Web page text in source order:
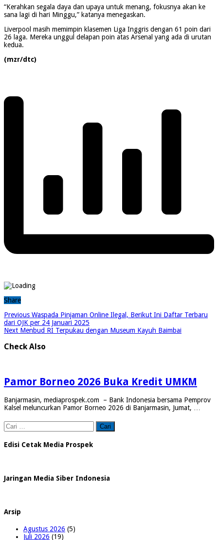
“Kerahkan segala daya dan upaya untuk menang, fokusnya akan ke
sana lagi di hari Minggu,” katanya menegaskan.
Liverpool masih memimpin klasemen Liga Inggris dengan 61 poin dari
26 laga. Mereka unggul delapan poin atas Arsenal yang ada di urutan
kedua.
(mzr/dtc)
Share
Previous Waspada Pinjaman Online Ilegal, Berikut Ini Daftar Terbaru
dari OJK per 24 Januari 2025
Next Menbud RI Terpukau dengan Museum Kayuh Baimbai
Check Also
Pamor Borneo 2026 Buka Kredit UMKM
Banjarmasin, mediaprospek.com – Bank Indonesia bersama Pemprov
Kalsel meluncurkan Pamor Borneo 2026 di Banjarmasin, Jumat, …
Cari
untuk:
Edisi Cetak Media Prospek
Jaringan Media Siber Indonesia
Arsip
Agustus 2026 (5)
Juli 2026 (19)